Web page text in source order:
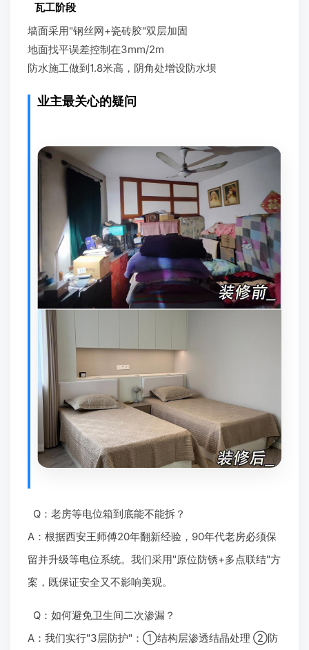
瓦工阶段
墙面采用"钢丝网+瓷砖胶"双层加固
地面找平误差控制在3mm/2m
防水施工做到1.8米高，阴角处增设防水坝
业主最关心的疑问
Q：老房等电位箱到底能不能拆？
A：根据西安王师傅20年翻新经验，90年代老房必须保
留并升级等电位系统。我们采用"原位防锈+多点联结"方
案，既保证安全又不影响美观。
Q：如何避免卫生间二次渗漏？
A：我们实行"3层防护"：①结构层渗透结晶处理 ②防